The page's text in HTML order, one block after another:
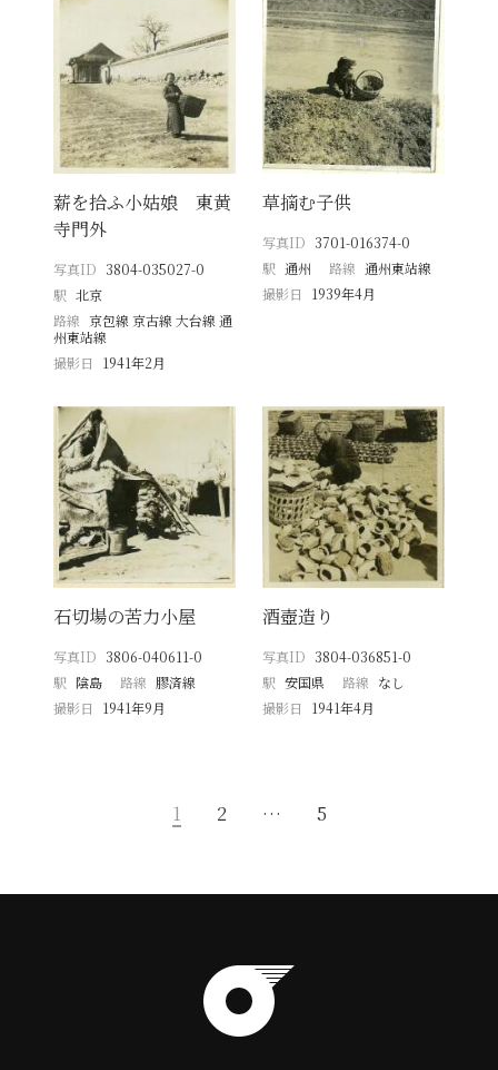
薪を拾ふ小姑娘 東黄
寺門外
写真ID 3804-035027-0
駅 北京
路線 京包線 京古線 大台線 通
州東站線
撮影日
1941年2月
草摘む子供
写真ID 3701-016374-0
駅 通州 路線 通州東站線
撮影日
1939年4月
石切場の苦力小屋
写真ID 3806-040611-0
駅 陰島 路線 膠済線
撮影日
1941年9月
酒壺造り
写真ID 3804-036851-0
駅 安国県 路線 なし
撮影日
1941年4月
1 2 … 5